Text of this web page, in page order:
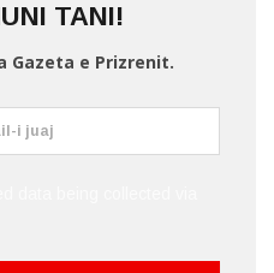
TANI!
Gazeta e Prizrenit.